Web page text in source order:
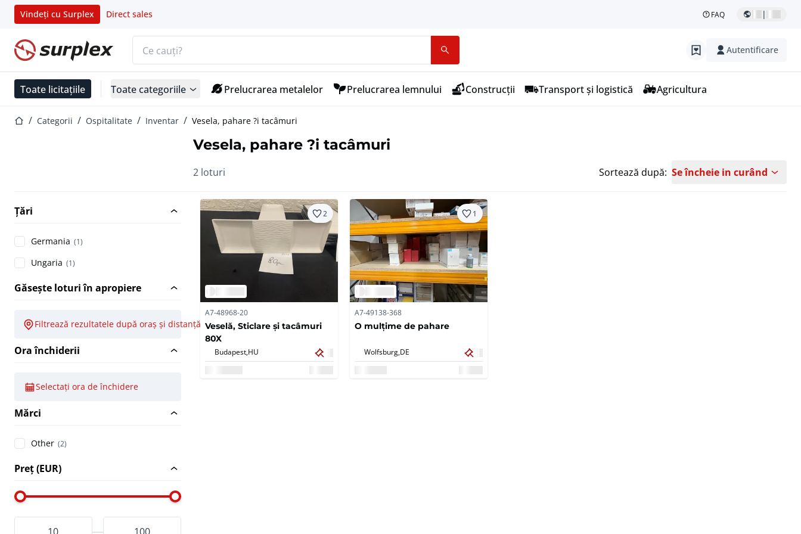
Vindeți cu Surplex Direct sales FAQ |
Pagina de start Autentificare
Toate licitațiile Toate categoriile Prelucrarea metalelor Prelucrarea lemnului Construcții Transport și logistică Agricultura
Pagina de start
Categorii Ospitalitate Inventar Vesela, pahare ?i tacâmuri
Vesela, pahare ?i tacâmuri
2 loturi Sortează după: Se încheie in curând
Țări
Germania (1)
Ungaria (1)
Găsește loturi în apropiere
Filtrează rezultatele după oraș și distanță
Ora închiderii
Selectați ora de închidere
Mărci
Other (2)
Preț (EUR)
2
A7-48968-20
Veselă, Sticlare și tacâmuri
80X
Budapest, HU
1
A7-49138-368
O mulțime de pahare
Wolfsburg, DE